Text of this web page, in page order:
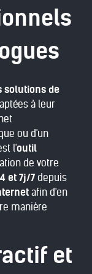
solutions de
à leur
ou d'un
l'outil
de votre
et 7j/7depuis
afin d'en
manière
et